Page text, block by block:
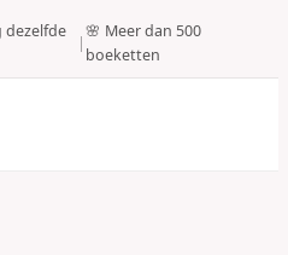
dezelfde
|
🌸 Meer dan 500
boeketten